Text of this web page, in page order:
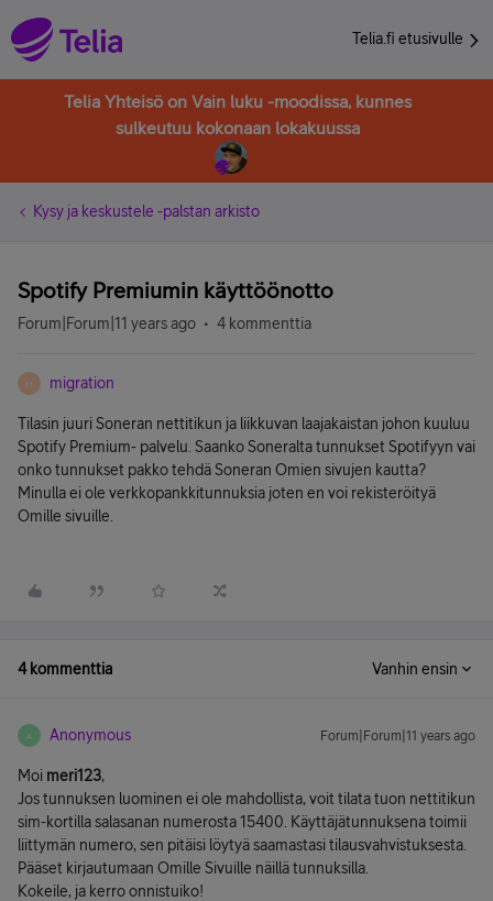
Telia.fi etusivulle
Telia Yhteisö on Vain luku -moodissa, kunnes
sulkeutuu kokonaan lokakuussa
Kysy ja keskustele -palstan arkisto
Spotify Premiumin käyttöönotto
Forum|Forum|11 years ago 4 kommenttia
M migration
Tilasin juuri Soneran nettitikun ja liikkuvan laajakaistan johon kuuluu
Spotify Premium- palvelu. Saanko Soneralta tunnukset Spotifyyn vai
onko tunnukset pakko tehdä Soneran Omien sivujen kautta?
Minulla ei ole verkkopankkitunnuksia joten en voi rekisteröityä
Omille sivuille.
4 kommenttia Vanhin ensin
A Anonymous Forum|Forum|11 years ago
Moi meri123,
Jos tunnuksen luominen ei ole mahdollista, voit tilata tuon nettitikun
sim-kortilla salasanan numerosta 15400. Käyttäjätunnuksena toimii
liittymän numero, sen pitäisi löytyä saamastasi tilausvahvistuksesta.
Pääset kirjautumaan Omille Sivuille näillä tunnuksilla.
Kokeile, ja kerro onnistuiko!